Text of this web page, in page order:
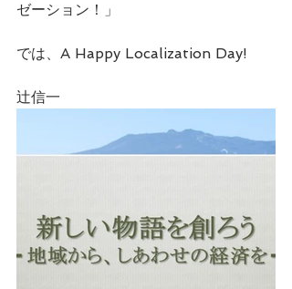
ゼーション！」
では、A Happy Localization Day!
辻信一